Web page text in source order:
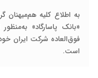
به اطلاع کلیه هم‌میهنان
«بانک پاسارگاد»
فوق‌العاده شرکت ایران
است.